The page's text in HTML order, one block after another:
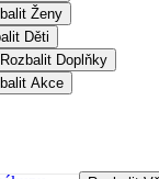
Ženy
Děti
Rozbalit Doplňky
Akce